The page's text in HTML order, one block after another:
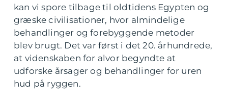
kan vi spore tilbage til oldtidens Egypten og
græske civilisationer, hvor almindelige
behandlinger og forebyggende metoder
blev brugt. Det var først i det 20. århundrede,
at videnskaben for alvor begyndte at
udforske årsager og behandlinger for uren
hud på ryggen.